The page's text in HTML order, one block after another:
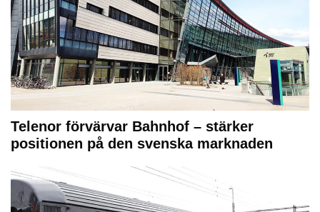
Telenor förvärvar Bahnhof – stärker
positionen på den svenska marknaden